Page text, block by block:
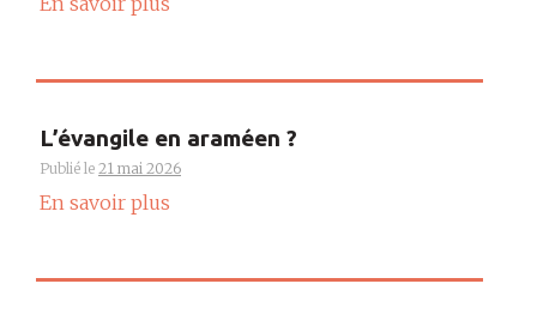
L’évangile en araméen ?
Publié le 21 mai 2026
En savoir plus